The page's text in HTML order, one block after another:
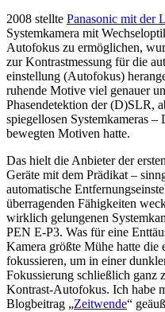
2008 stellte Panasonic mit der
Systemkamera mit
Autofokus zu ermöglichen,
zur Kontrastmessung für die
einstellung (Autofokus)
ruhende Motive viel genauer
Phasendetektion der (D)SLR,
spiegellosen Systemkameras
bewegten Motiven hatte.
Das hielt die Anbieter der
Geräte mit dem Prädikat –
automatische
überragenden Fähigkeiten
wirklich gelungenen
PEN E-P3. Was für eine
Kamera größte Mühe hatte die
fokussieren, um in einer
Fokussierung schließlich ganz
Kontrast-Autofokus. Ich habe
Blogbeitrag „Zeitwende“